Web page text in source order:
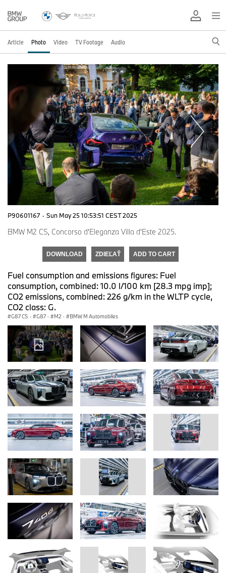
Article Photo Video TV Footage Audio
P90601167 · Sun May 25 10:53:51 CEST 2025
BMW M2 CS, Concorso d'Eleganza Villa d'Este 2025.
DOWNLOAD ZDIEĽAŤ ADD TO CART
Fuel consumption and emissions figures: Fuel
consumption, combined: 10.0 l/100 km [28.3 mpg imp];
CO2 emissions, combined: 226 g/km in the WLTP cycle,
CO2 class: G.
G87 CS · G87 · M2 · BMW M Automobiles